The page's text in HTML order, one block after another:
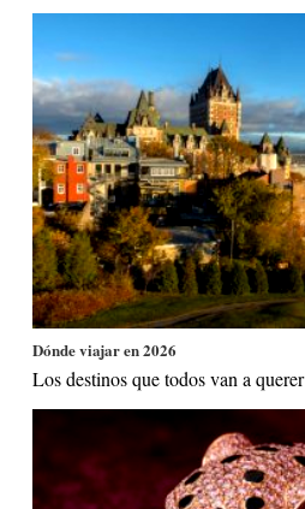
Dónde viajar en 2026
Los destinos que todos van a